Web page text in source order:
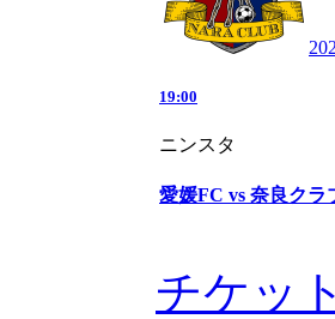
19:00
ニンスタ
愛媛FC vs 奈良クラ
チケッ